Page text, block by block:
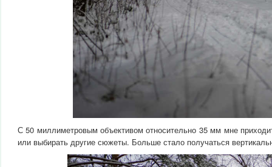
С 50 миллиметровым объективом относительно 35 мм мне
или выбирать другие сюжеты. Больше стало получаться